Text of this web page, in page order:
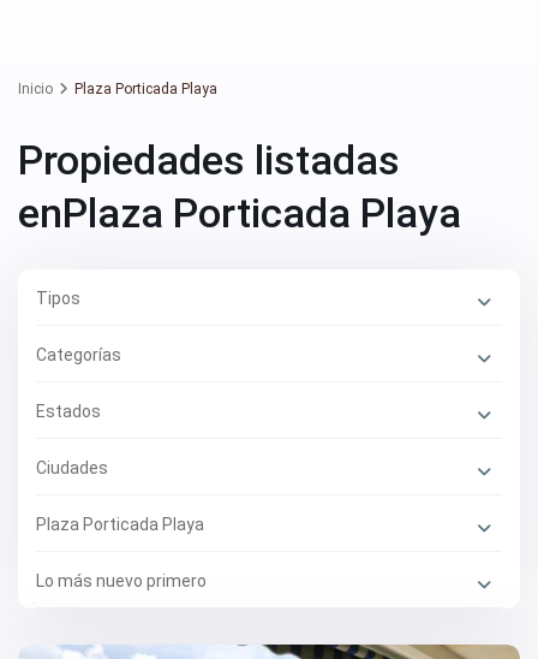
Inicio Plaza Porticada Playa
Propiedades listadas
enPlaza Porticada Playa
Tipos
Categorías
Estados
Ciudades
Plaza Porticada Playa
Lo más nuevo primero